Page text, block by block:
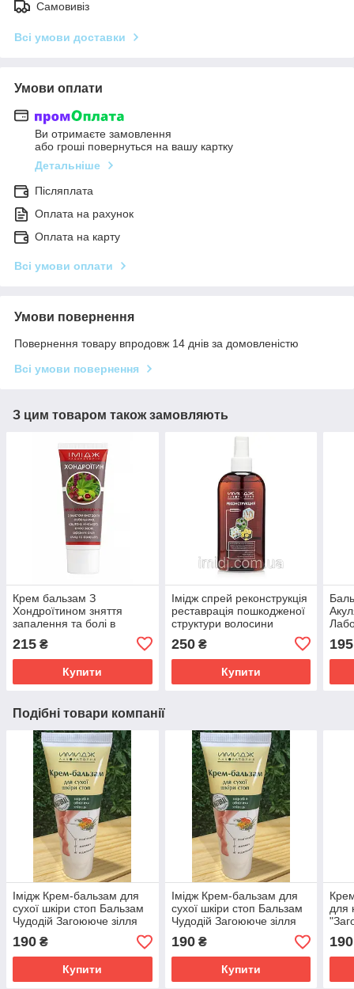
Самовивіз
Всі умови доставки
Умови оплати
Ви отримаєте замовлення
або гроші повернуться на вашу картку
Детальніше
Післяплата
Оплата на рахунок
Оплата на карту
Всі умови оплати
Умови повернення
Повернення товару впродовж 14 днів за домовленістю
Всі умови повернення
З цим товаром також замовляють
Крем бальзам З
Хондроїтином зняття
запалення та болі в
суглобах, м'язах і хребті
Імідж Лабораторія
215 ₴
Купити
Імідж спрей реконструкція
реставрація пошкодженої
структури волосини
250₴
Купити
195
Подібні товари компанії
Імідж Крем-бальзам для
сухої шкіри стоп Бальзам
Чудодій Загоююче зілля
190 ₴
Купити
Імідж Крем-бальзам для
сухої шкіри стоп Бальзам
Чудодій Загоююче зілля
190₴
Купити
для
190